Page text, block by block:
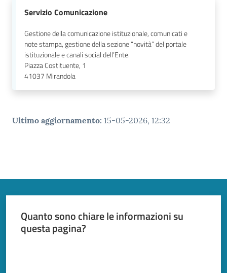
Servizio Comunicazione
Gestione della comunicazione istituzionale, comunicati e
note stampa, gestione della sezione “novità” del portale
istituzionale e canali social dell’Ente.
Piazza Costituente, 1
41037 Mirandola
Ultimo aggiornamento: 15-05-2026, 12:32
Quanto sono chiare le informazioni su
questa pagina?